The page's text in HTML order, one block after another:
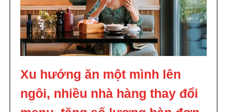
Xu hướng ăn một mình lên
ngôi, nhiều nhà hàng thay đổi